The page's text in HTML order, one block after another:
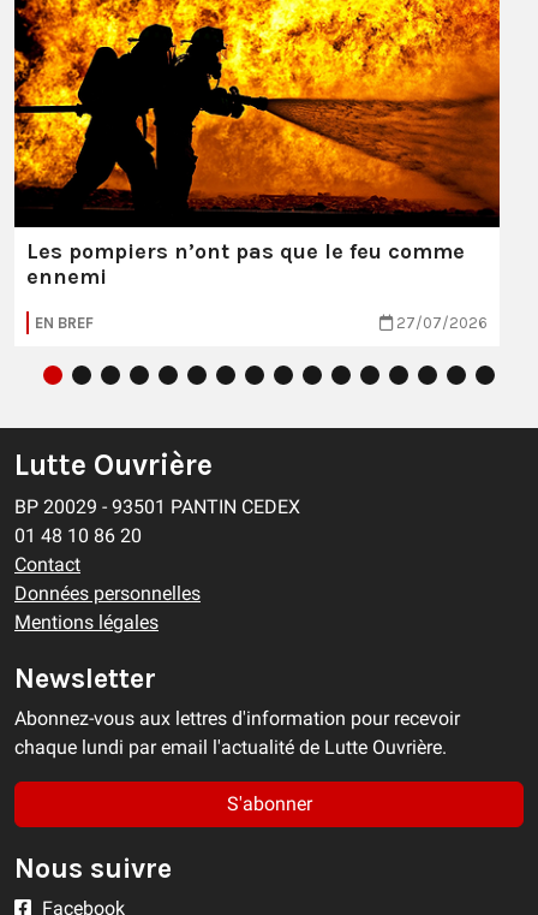
Les pompiers n’ont pas que le feu comme
ennemi
EN BREF 27/07/2026
Lutte Ouvrière
BP 20029 - 93501 PANTIN CEDEX
01 48 10 86 20
Contact
Données personnelles
Mentions légales
Newsletter
Abonnez-vous aux lettres d'information pour recevoir
chaque lundi par email l'actualité de Lutte Ouvrière.
S'abonner
Nous suivre
Facebook